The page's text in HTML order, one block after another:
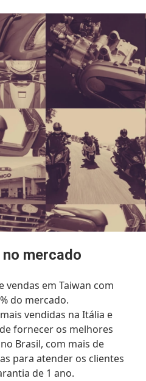
mercado
vendas em Taiwan com
do mercado.
vendidas na Itália e
fornecer os melhores
Brasil, com mais de
para atender os clientes
de 1 ano.